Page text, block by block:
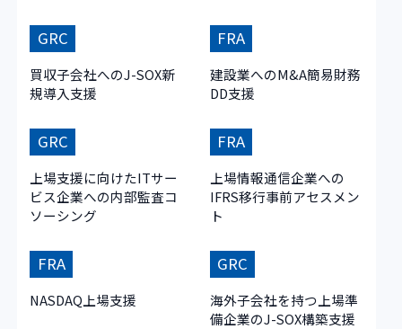
GRC
買収子会社へのJ-SOX新
規導入支援
FRA
建設業へのM&A簡易財務
DD支援
GRC
上場支援に向けたITサー
ビス企業への内部監査コ
ソーシング
FRA
上場情報通信企業への
IFRS移行事前アセスメン
ト
FRA
NASDAQ上場支援
GRC
海外子会社を持つ上場準
備企業のJ-SOX構築支援